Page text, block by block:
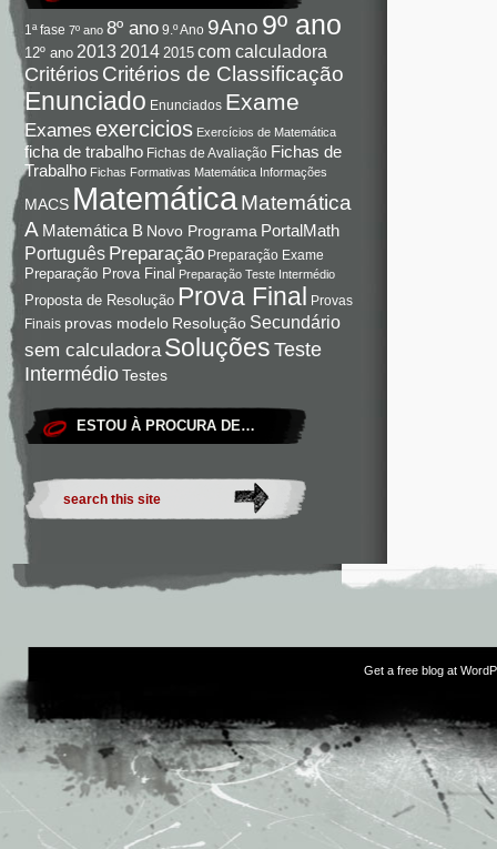
1ª fase 7º ano 8º ano 9.º Ano 9Ano 9º ano
12º ano 2013 2014 2015 com calculadora
Critérios Critérios de Classificação
Enunciado Enunciados Exame
Exames exercicios Exercícios de Matemática
ficha de trabalho Fichas de Avaliação Fichas de
Trabalho Fichas Formativas Matemática Informações
MACS Matemática Matemática
A Matemática B Novo Programa PortalMath
Português Preparação Preparação Exame
Preparação Prova Final Preparação Teste Intermédio
Proposta de Resolução Prova Final Provas
Finais provas modelo Resolução Secundário
sem calculadora Soluções Teste
IntermédioTestes
ESTOU À PROCURA DE…
Get a free blog at